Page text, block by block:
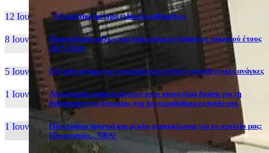
12 Ιουν, 26 Εξεταστικά κέντρα ειδικών μαθημάτων
8 Ιουν, 26
Παρουσίαση ομίλων και (καινοτόμων) δράσεων σχολικού έτους
2025-2026
5 Ιουν, 26 Εξέταση ατόμων με αναπηρία και ειδικές εκπαιδευτικές ανάγκες
1 Ιουν, 26
Αξιολόγηση συμμετεχόντων στην καινοτόμα δράση για τη
διδασκαλία της Ιστορίας στη δευτεροβάθμια εκπαίδευση
1 Ιουν, 26
Πανελλήνια πρωτιά και ρεκόρ ανακύκλωσης για το σχολείο μας:
Προορισμός... NBA!